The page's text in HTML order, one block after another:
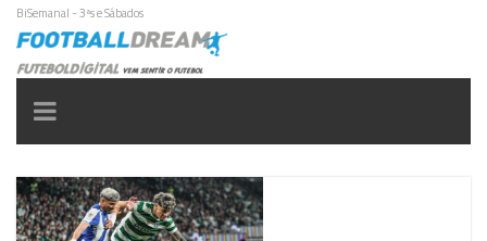
BiSemanal - 3ªs e Sábados
Toggle
navigation